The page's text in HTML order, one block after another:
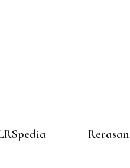
Rerasan